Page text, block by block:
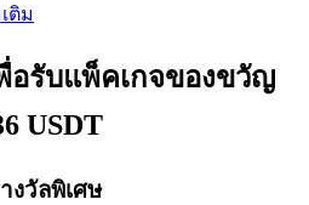
รสนับสนุนจาก Crypto
ติม
อรับแพ็คเกจของขวัญ
USDT
งวัลพิเศษ